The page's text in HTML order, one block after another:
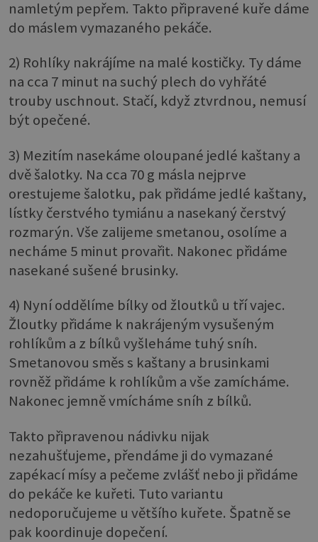
namletým pepřem. Takto připravené kuře dáme
do máslem vymazaného pekáče.
2) Rohlíky nakrájíme na malé kostičky. Ty dáme
na cca 7 minut na suchý plech do vyhřáté
trouby uschnout. Stačí, když ztvrdnou, nemusí
být opečené.
3) Mezitím nasekáme oloupané jedlé kaštany a
dvě šalotky. Na cca 70 g másla nejprve
orestujeme šalotku, pak přidáme jedlé kaštany,
lístky čerstvého tymiánu a nasekaný čerstvý
rozmarýn. Vše zalijeme smetanou, osolíme a
necháme 5 minut provařit. Nakonec přidáme
nasekané sušené brusinky.
4) Nyní oddělíme bílky od žloutků u tří vajec.
Žloutky přidáme k nakrájeným vysušeným
rohlíkům a z bílků vyšleháme tuhý sníh.
Smetanovou směs s kaštany a brusinkami
rovněž přidáme k rohlíkům a vše zamícháme.
Nakonec jemně vmícháme sníh z bílků.
Takto připravenou nádivku nijak
nezahušťujeme, přendáme ji do vymazané
zapékací mísy a pečeme zvlášť nebo ji přidáme
do pekáče ke kuřeti. Tuto variantu
nedoporučujeme u většího kuřete. Špatně se
pak koordinuje dopečení.